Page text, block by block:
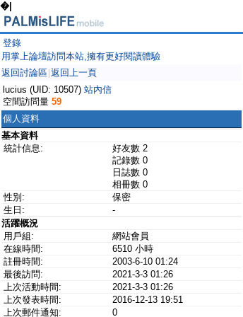
�|
登錄
用掌上論壇訪問本站,擁有更好閱讀體驗
返回討論區 返回上一頁
lucius (UID: 10507) 站內信
空間訪問量 59
個人資料
基本資料
統計信息:
好友數 2
記錄數 0
日誌數 0
相冊數 0
性別:
保密
生日:
-
活躍概況
用戶組:
網站會員
在線時間:
6510 小時
註冊時間:
2003-6-10 01:24
最後訪問:
2021-3-3 01:26
上次活動時間:
2021-3-3 01:26
上次發表時間:
2016-12-13 19:51
上次郵件通知:
0